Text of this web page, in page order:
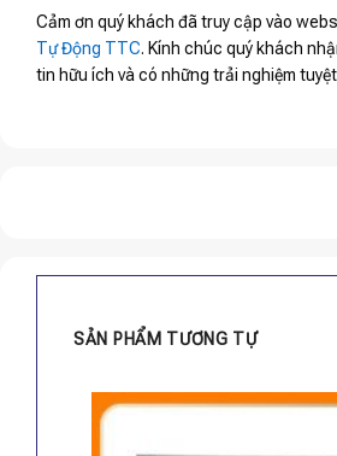
Cảm ơn quý khách đã truy cập vào
Tự Động TTC. Kính chúc quý khách
tin hữu ích và có những trải nghiệm
SẢN PHẨM TƯƠNG TỰ